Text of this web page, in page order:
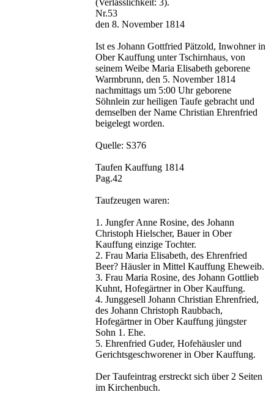
Nr.53
den 8. November 1814
Ist es Johann Gottfried Pätzold, Inwohner in
Ober Kauffung unter Tschirnhaus, von
seinem Weibe Maria Elisabeth geborene
Warmbrunn, den 5. November 1814
nachmittags um 5:00 Uhr geborene
Söhnlein zur heiligen Taufe gebracht und
demselben der Name Christian Ehrenfried
beigelegt worden.
Quelle: S376
Taufen Kauffung 1814
Pag.42
Taufzeugen waren:
1. Jungfer Anne Rosine, des Johann
Christoph Hielscher, Bauer in Ober
Kauffung einzige Tochter.
2. Frau Maria Elisabeth, des Ehrenfried
Beer? Häusler in Mittel Kauffung Eheweib.
3. Frau Maria Rosine, des Johann Gottlieb
Kuhnt, Hofegärtner in Ober Kauffung.
4. Junggesell Johann Christian Ehrenfried,
des Johann Christoph Raubbach,
Hofegärtner in Ober Kauffung jüngster
Sohn 1. Ehe.
5. Ehrenfried Guder, Hofehäusler und
Gerichtsgeschworener in Ober Kauffung.
Der Taufeintrag erstreckt sich über 2 Seiten
im Kirchenbuch.